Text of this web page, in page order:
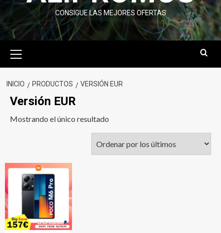
CONSIGUE LAS MEJORES OFERTAS
primario
INICIO PRODUCTOS VERSIÓN EUR
Versión EUR
Mostrando el único resultado